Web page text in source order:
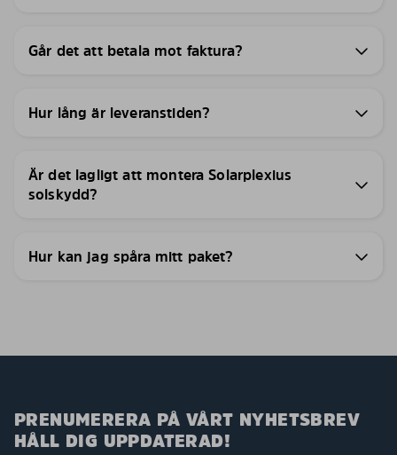
Går det att betala mot faktura?
Hur lång är leveranstiden?
Är det lagligt att montera Solarplexius
solskydd?
Hur kan jag spåra mitt paket?
PRENUMERERA PÅ VÅRT NYHETSBREV
HÅLL DIG UPPDATERAD!